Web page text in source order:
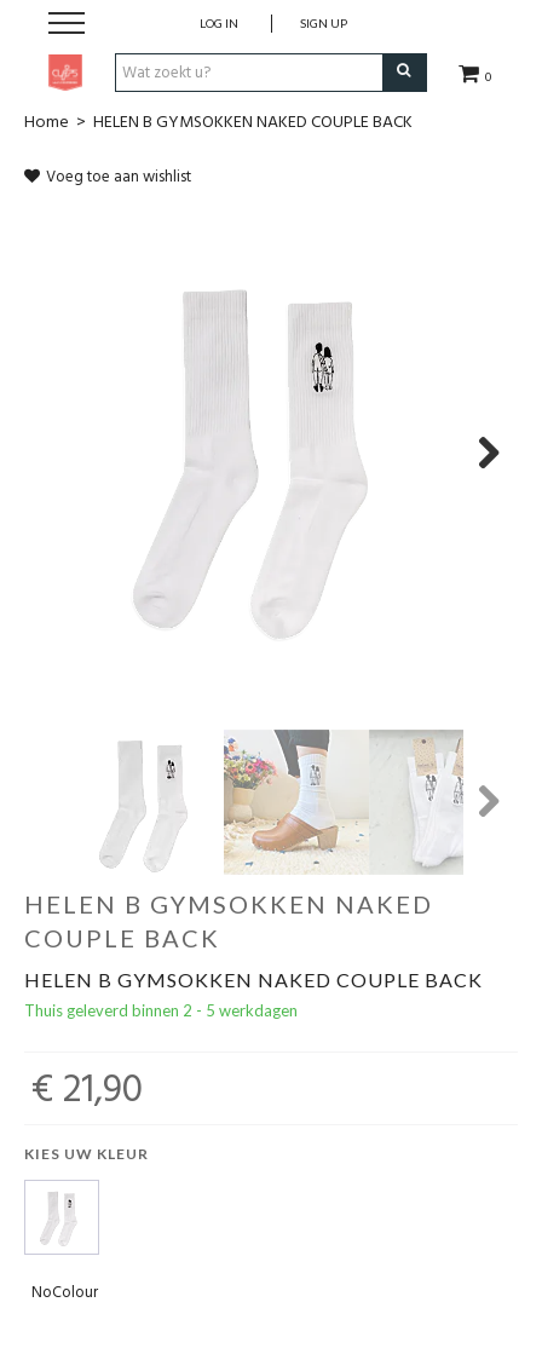
0
LOG IN SIGN UP
Pen & Papier
School & Travel
Cadeautips
Acties en events
Home > HELEN B GYMSOKKEN NAKED COUPLE BACK
Voeg toe aan wishlist
HELEN B GYMSOKKEN NAKED
COUPLE BACK
HELEN B GYMSOKKEN NAKED COUPLE BACK
Thuis geleverd binnen 2 - 5 werkdagen
€ 21,90
KIES UW KLEUR
NoColour